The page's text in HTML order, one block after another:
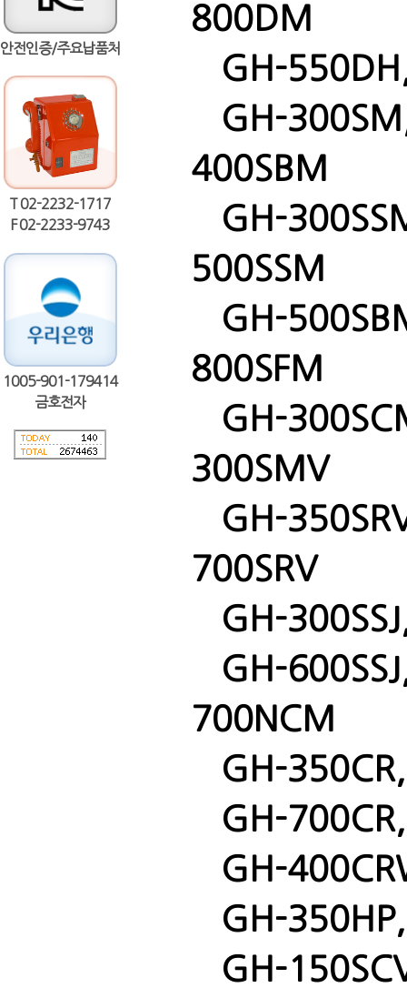
안전인증/주요납품처
T 02-2232-1717
F 02-2233-9743
1005-901-179414
금호전자
800DM
GH-
GH-
400SBM
GH-
500SSM
GH-
800SFM
GH-
300SMV
GH-
700SRV
GH-
GH-
700NCM
GH-
GH-
GH-
GH-
GH-